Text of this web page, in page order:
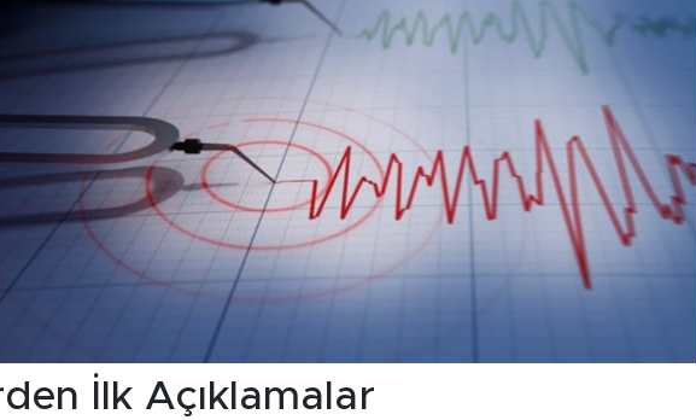
İlk Açıklamalar